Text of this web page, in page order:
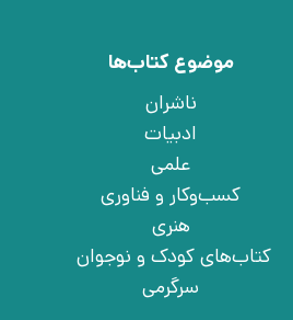
موضوع کتاب‌ها
ناشران
ادبیات
علمی
کسب‌وکار و فناوری
هنری
کتاب‌های کودک و نوجوان
سرگرمی